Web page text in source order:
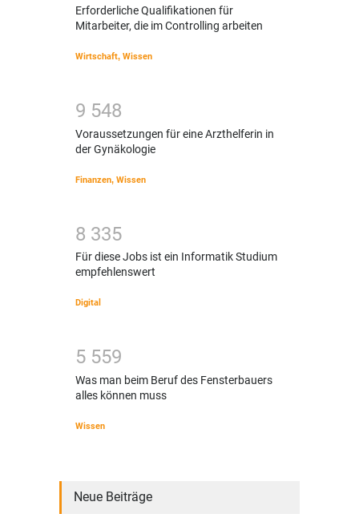
Erforderliche Qualifikationen für
Mitarbeiter, die im Controlling arbeiten
Wirtschaft, Wissen
9 548
Voraussetzungen für eine Arzthelferin in
der Gynäkologie
Finanzen, Wissen
8 335
Für diese Jobs ist ein Informatik Studium
empfehlenswert
Digital
5 559
Was man beim Beruf des Fensterbauers
alles können muss
Wissen
Neue Beiträge